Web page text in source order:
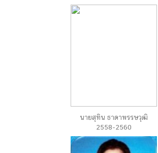
นายสุทิน ธาดาพรรษวุฒิ
2558-2560